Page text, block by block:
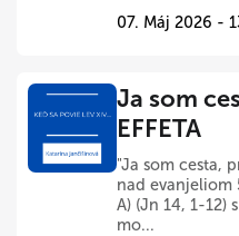
07. Máj 2026 -
Ja som
EFFETA
"Ja som cesta,
nad evanjeliom
A) (Jn 14, 1-12)
mo...